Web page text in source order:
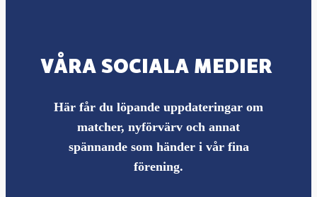
VÅRA SOCIALA MEDIER
Här får du löpande uppdateringar om
matcher, nyförvärv och annat
spännande som händer i vår fina
förening.